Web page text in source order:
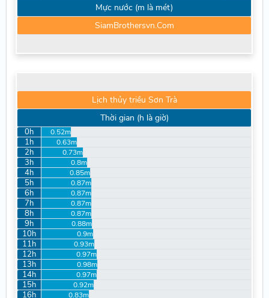
Mực nước (m là mét)
SiamBrothersvn.Com
Lịch thủy triều Sơn Trà
Thời gian (h là giờ)
0h 0.52m
1h 0.63m
2h 0.73m
3h 0.8m
4h 0.85m
5h 0.87m
6h 0.87m
7h 0.87m
8h 0.87m
9h 0.88m
10h 0.9m
11h 0.93m
12h 0.97m
13h 0.98m
14h 0.97m
15h 0.92m
16h 0.83m